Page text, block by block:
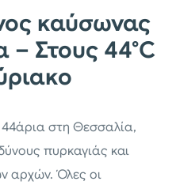
καύσωνας
– Στους 44°C
στη Θεσσαλία,
πυρκαγιάς και
αρχών. Όλες οι